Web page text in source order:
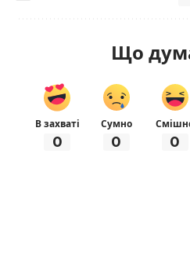
Що
В захваті
0
Сумно
0 0